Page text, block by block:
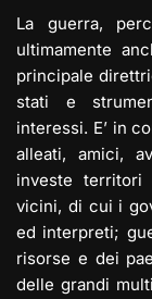
La guerra,
ultimamente
principale
stati e
interessi. E’ in
alleati, amici,
investe
vicini, di cui i
ed interpreti;
risorse e dei
delle grandi